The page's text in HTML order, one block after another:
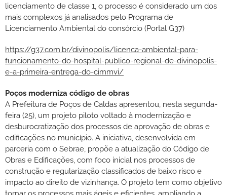
licenciamento de classe 1, o processo é considerado um dos
mais complexos já analisados pelo Programa de
Licenciamento Ambiental do consórcio (Portal G37)
https://g37.com.br/divinopolis/licenca-ambiental-para-
funcionamento-do-hospital-publico-regional-de-divinopolis-
e-a-primeira-entrega-do-cimmvi/
Poços moderniza código de obras
A Prefeitura de Poços de Caldas apresentou, nesta segunda-
feira (25), um projeto piloto voltado à modernização e
desburocratização dos processos de aprovação de obras e
edificações no município. A iniciativa, desenvolvida em
parceria com o Sebrae, propõe a atualização do Código de
Obras e Edificações, com foco inicial nos processos de
construção e regularização classificados de baixo risco e
impacto ao direito de vizinhança. O projeto tem como objetivo